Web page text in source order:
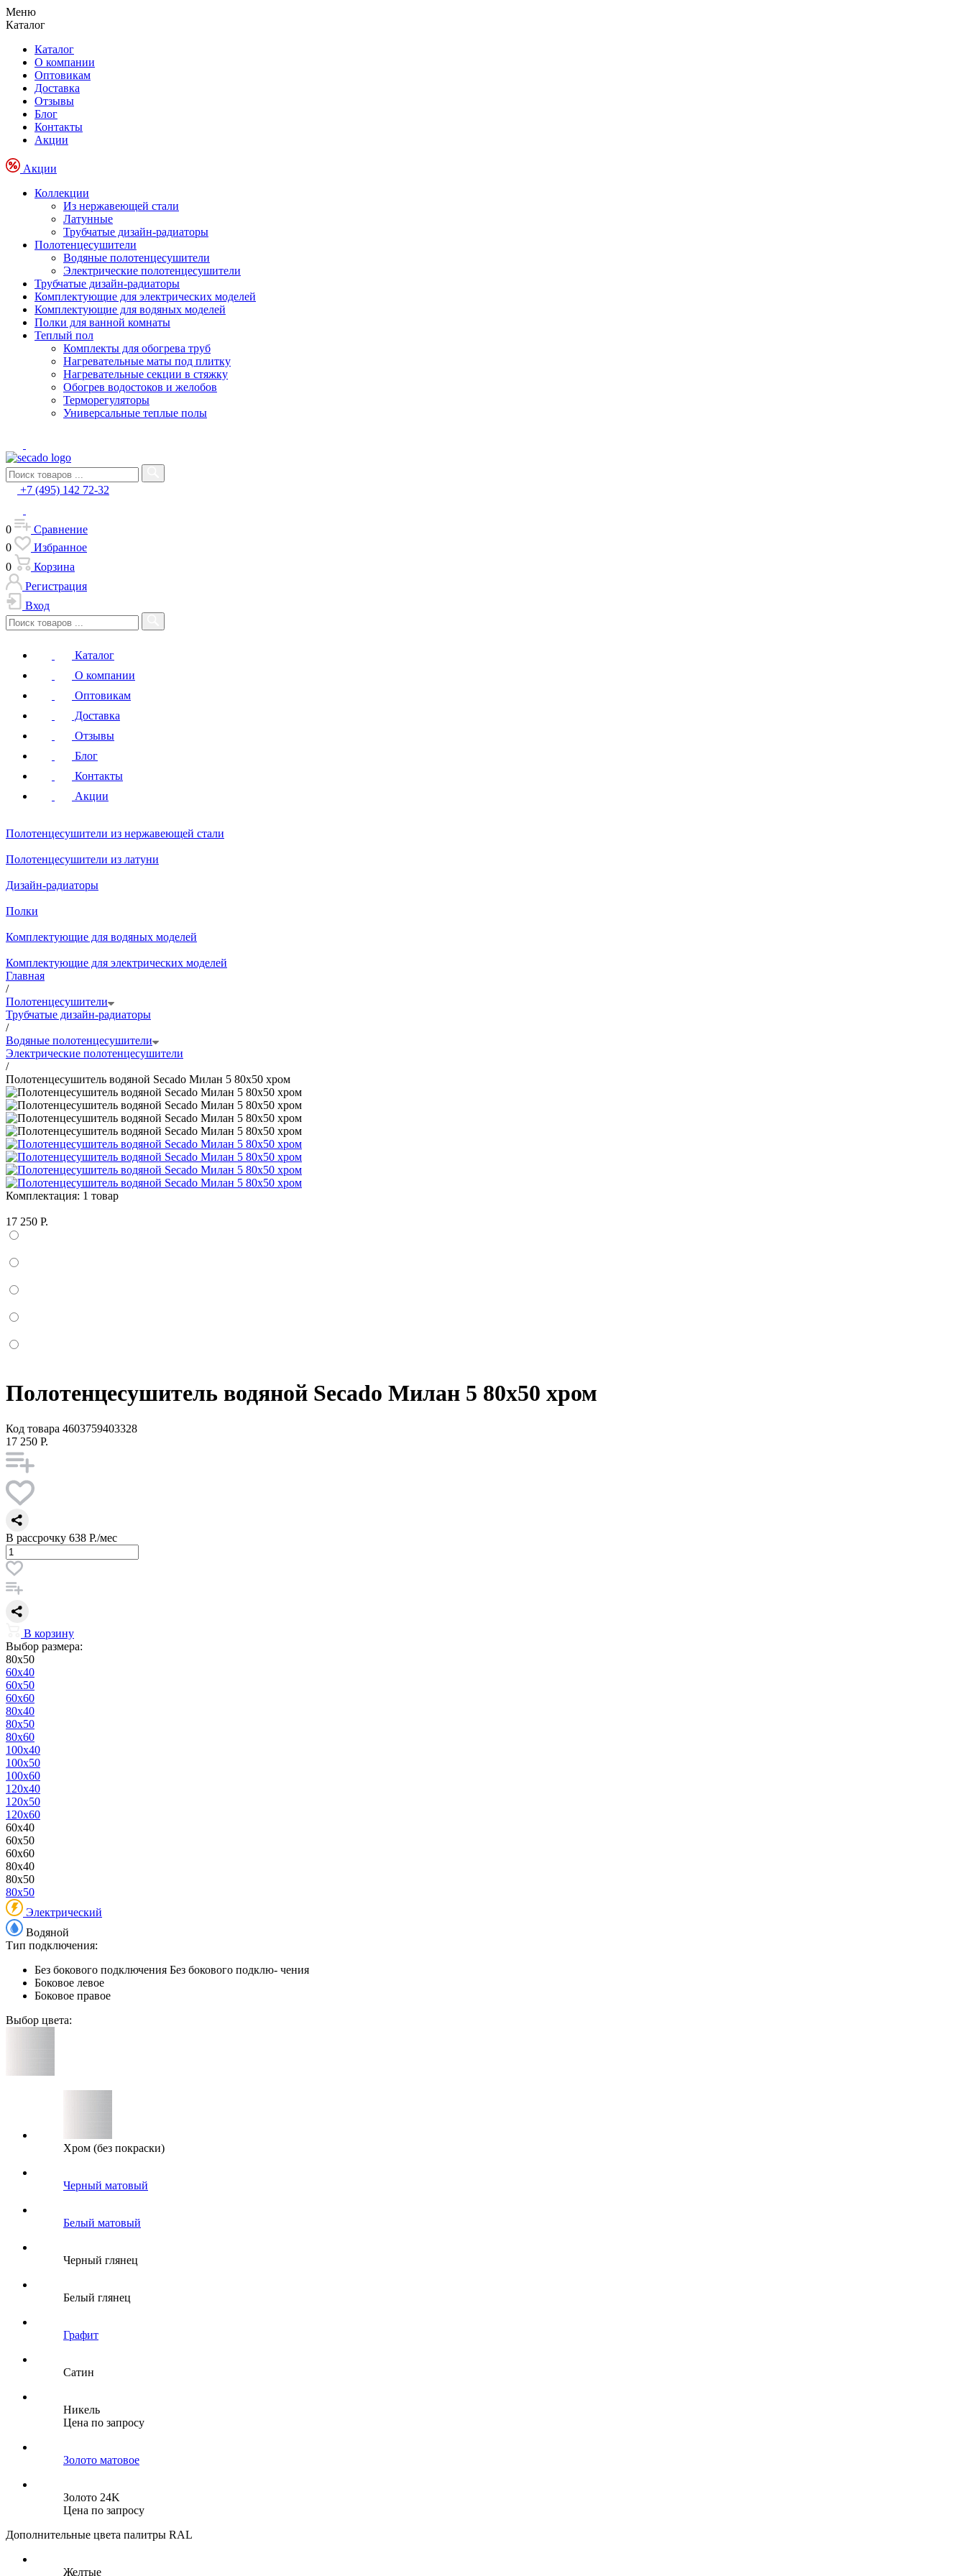
Меню
Каталог
Каталог
О компании
Оптовикам
Доставка
Отзывы
Блог
Контакты
Акции
Акции
Коллекции
Из нержавеющей стали
Латунные
Трубчатые дизайн-радиаторы
Полотенцесушители
Водяные полотенцесушители
Электрические полотенцесушители
Трубчатые дизайн-радиаторы
Комплектующие для электрических моделей
Комплектующие для водяных моделей
Полки для ванной комнаты
Теплый пол
Комплекты для обогрева труб
Нагревательные маты под плитку
Нагревательные секции в стяжку
Обогрев водостоков и желобов
Терморегуляторы
Универсальные теплые полы
+7 (495) 142 72-32
0
Сравнение
0
Избранное
0
Корзина
Регистрация
Вход
Каталог
О компании
Оптовикам
Доставка
Отзывы
Блог
Контакты
Акции
Полотенцесушители из нержавеющей стали
Полотенцесушители из латуни
Дизайн-радиаторы
Полки
Комплектующие для водяных моделей
Комплектующие для электрических моделей
Главная
/
Полотенцесушители
Трубчатые дизайн-радиаторы
/
Водяные полотенцесушители
Электрические полотенцесушители
/
Полотенцесушитель водяной Secado Милан 5 80x50 хром
Комплектация: 1 товар
17 250 Р.
Полотенцесушитель водяной Secado Милан 5 80x50 хром
Код товара 4603759403328
17 250 Р.
В рассрочку 638 Р./мес
В корзину
Выбор размера:
80x50
60x40
60x50
60x60
80x40
80x50
80x60
100x40
100x50
100x60
120x40
120x50
120x60
60x40
60x50
60x60
80x40
80x50
80x50
Электрический
Водяной
Тип подключения:
Без бокового подключения Без бокового подклю- чения
Боковое левое
Боковое правое
Выбор цвета:
Хром (без покраски)
Черный матовый
Белый матовый
Черный глянец
Белый глянец
Графит
Сатин
Никель
Цена по запросу
Золото матовое
Золото 24K
Цена по запросу
Дополнительные цвета палитры RAL
Желтые